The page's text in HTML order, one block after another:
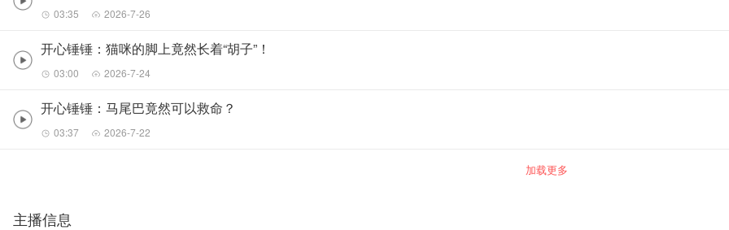
03:35 2026-7-26
开心锤锤：猫咪的脚上竟然长着“胡子”！
03:00 2026-7-24
开心锤锤：马尾巴竟然可以救命？
03:37 2026-7-22
加载更多
主播信息